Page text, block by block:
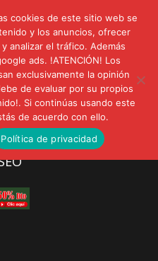
3, 2026
y Protección natural sin
sin fines comerciales
Redes Sociales
cookies de este sitio web se
y los anuncios, ofrecer
analizar el tráfico. Además
ads. !ATENCIÓN! Los
exclusivamente la opinión
de evaluar por su propios
Si continúas usando este
de acuerdo con ello.
Política de privacidad